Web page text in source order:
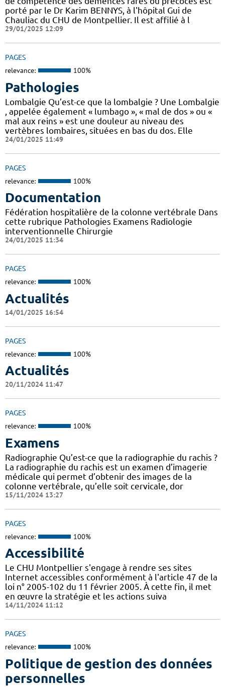
porté par le Dr Karim BENNYS, à l'hôpital Gui de
Chauliac du CHU de Montpellier. Il est affilié à l
29/01/2025 12:09
PAGES
relevance: 100%
Pathologies
Lombalgie Qu’est-ce que la lombalgie ? Une Lombalgie
, appelée également « lumbago », « mal de dos » ou «
mal aux reins » est une douleur au niveau des
vertèbres lombaires, situées en bas du dos. Elle
24/01/2025 11:49
PAGES
relevance: 100%
Documentation
Fédération hospitalière de la colonne vertébrale Dans
cette rubrique Pathologies Examens Radiologie
interventionnelle Chirurgie
24/01/2025 11:34
PAGES
relevance: 100%
Actualités
14/01/2025 16:54
PAGES
relevance: 100%
Actualités
20/11/2024 11:47
PAGES
relevance: 100%
Examens
Radiographie Qu’est-ce que la radiographie du rachis ?
La radiographie du rachis est un examen d’imagerie
médicale qui permet d’obtenir des images de la
colonne vertébrale, qu’elle soit cervicale, dor
15/11/2024 13:27
PAGES
relevance: 100%
Accessibilité
Le CHU Montpellier s'engage à rendre ses sites
Internet accessibles conformément à l'article 47 de la
loi n° 2005-102 du 11 février 2005. À cette fin, il met
en œuvre la stratégie et les actions suiva
14/11/2024 11:12
PAGES
relevance: 100%
Politique de gestion des données
personnelles